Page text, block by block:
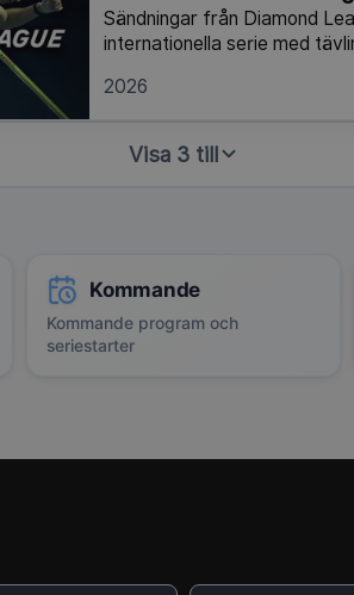
Sändningar från Diamond
internationella serie med
2026
Visa 3 till
Kommande
Kommande program och
seriestarter